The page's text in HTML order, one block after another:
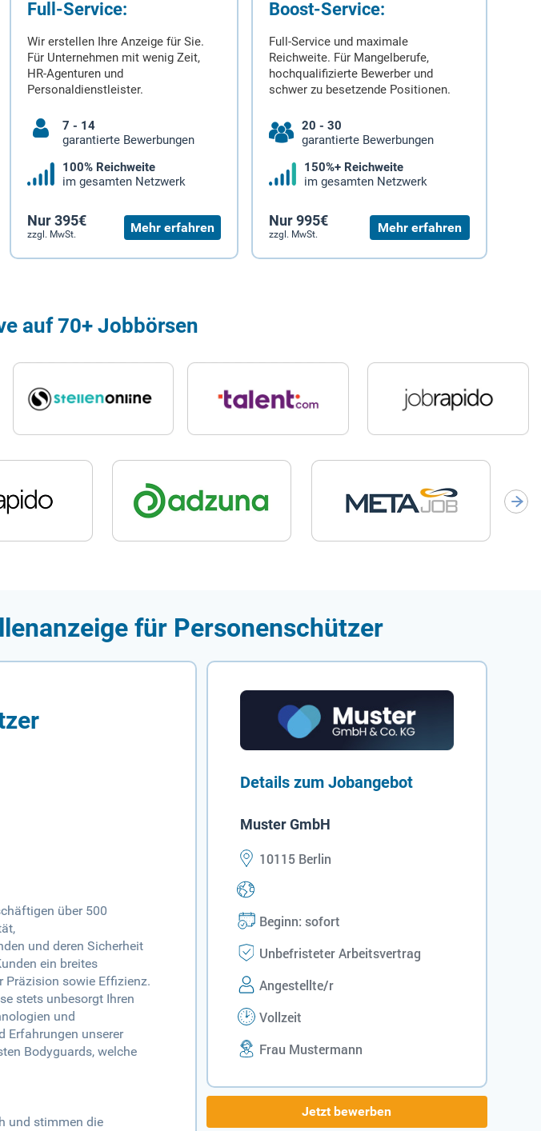
Full-Service:
Wir erstellen Ihre Anzeige für Sie.
Für Unternehmen mit wenig Zeit,
HR-Agenturen und
Personaldienstleister.
7 - 14
garantierte Bewerbungen
100% Reichweite
im gesamten Netzwerk
Nur 395€
zzgl. MwSt. Mehr erfahren
Boost-Service:
Full-Service und maximale
Reichweite. Für Mangelberufe,
hochqualifizierte Bewerber und
schwer zu besetzende Positionen.
20 - 30
garantierte Bewerbungen
150%+ Reichweite
im gesamten Netzwerk
Nur 995€
zzgl. MwSt. Mehr erfahren
auf 70+ Jobbörsen
für Personenschützer
über 500
und deren Sicherheit
ein breites
Präzision sowie Effizienz.
stets unbesorgt Ihren
und
Erfahrungen unserer
Bodyguards, welche
und stimmen die
Details zum Jobangebot
Muster GmbH
10115 Berlin
Beginn: sofort
Unbefristeter Arbeitsvertrag
Angestellte/r
Vollzeit
Frau Mustermann
Jetzt bewerben